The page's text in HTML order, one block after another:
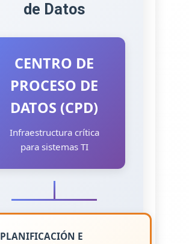
de Datos
CENTRO DE
PROCESO DE
DATOS (CPD)
Infraestructura crítica
para sistemas TI
PLANIFICACIÓN E